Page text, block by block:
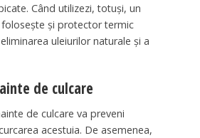
Când utilizezi, totuși, un
și protector termic
uleiurilor naturale și a
de culcare
de culcare va preveni
acestuia. De asemenea,